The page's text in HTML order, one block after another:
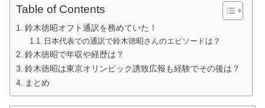
Table of Contents
鈴木徳昭オフト通訳を務めていた！
日本代表での通訳で鈴木徳昭さんのエピソードは？
鈴木徳昭で年収や経歴は？
鈴木徳昭は東京オリンピック誘致広報も経験でその後は？
まとめ